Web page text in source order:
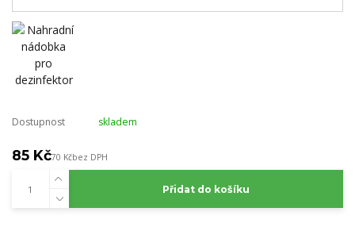
Dostupnost skladem
85 Kč70 Kčbez DPH
Přidat do košíku